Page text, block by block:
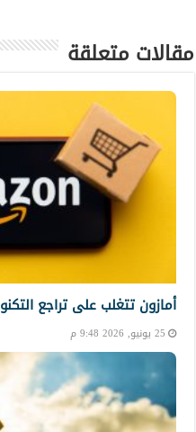
مقالات متعلقة
أمازون تتغلب على تراجع
25 يونيو, 2026 9:48 م